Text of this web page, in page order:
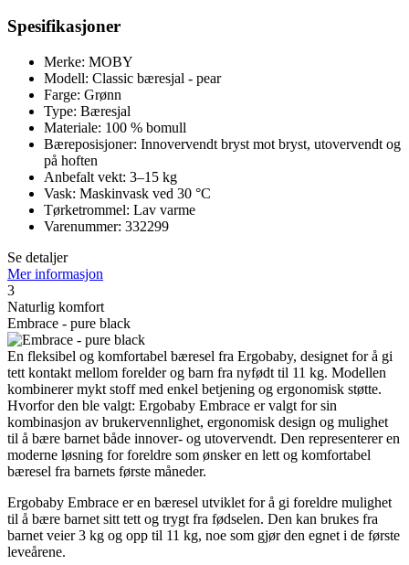
Spesifikasjoner
Merke: MOBY
Modell: Classic bæresjal - pear
Farge: Grønn
Type: Bæresjal
Materiale: 100 % bomull
Bæreposisjoner: Innovervendt bryst mot bryst, utovervendt og
på hoften
Anbefalt vekt: 3–15 kg
Vask: Maskinvask ved 30 °C
Tørketrommel: Lav varme
Varenummer: 332299
Se detaljer
Mer informasjon
3
Naturlig komfort
Embrace - pure black
En fleksibel og komfortabel bæresel fra Ergobaby, designet for å gi
tett kontakt mellom forelder og barn fra nyfødt til 11 kg. Modellen
kombinerer mykt stoff med enkel betjening og ergonomisk støtte.
Hvorfor den ble valgt: Ergobaby Embrace er valgt for sin
kombinasjon av brukervennlighet, ergonomisk design og mulighet
til å bære barnet både innover- og utovervendt. Den representerer en
moderne løsning for foreldre som ønsker en lett og komfortabel
bæresel fra barnets første måneder.
Ergobaby Embrace er en bæresel utviklet for å gi foreldre mulighet
til å bære barnet sitt tett og trygt fra fødselen. Den kan brukes fra
barnet veier 3 kg og opp til 11 kg, noe som gjør den egnet i de første
leveårene.